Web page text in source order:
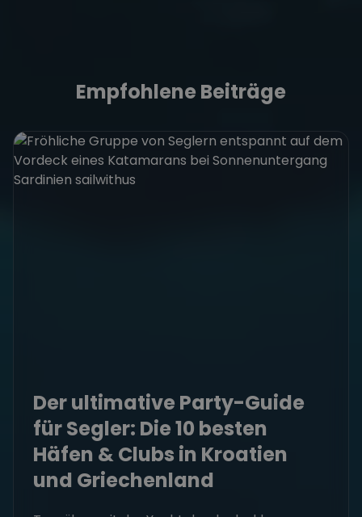
Empfohlene Beiträge
Der ultimative Party-Guide
für Segler: Die 10 besten
Häfen & Clubs in Kroatien
und Griechenland